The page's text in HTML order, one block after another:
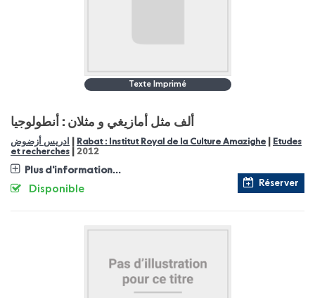
Texte Imprimé
ألف مثل أمازيغي و مثلان : أنطولوجيا
ادريس أزضوض Rabat : Institut Royal de la Culture Amazighe
Etudes
et recherches
2012
Plus d'information...
Réserver
Disponible